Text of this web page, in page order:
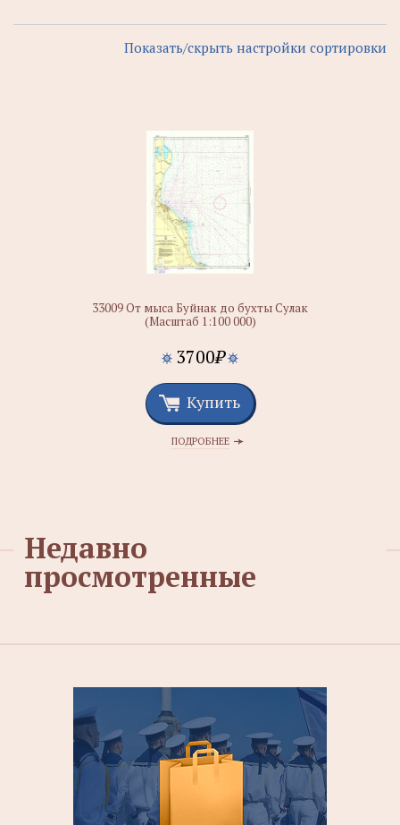
Показать/скрыть настройки сортировки
33009 От мыса Буйнак до бухты Сулак
(Масштаб 1:100 000)
3700₽
Купить
ПОДРОБНЕЕ
Недавно
просмотренные